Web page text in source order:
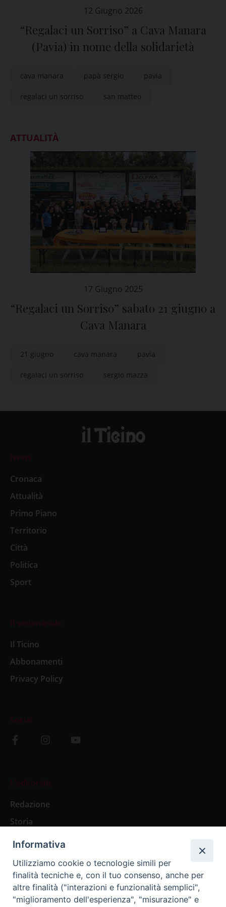
12 Giugno 2026
“Regalaci un Sorriso” a Cava Manara
(Pavia) in nome della solidarietà
cava manara papà sergio pavia
regalaci un sorriso san matteo
ATTUALITÀ
17 Giugno 2025
“Regalaci un Sorriso” sabato 21 giugno a
Cava Manara
21 giugno cava manara pavia
regalaci un sorriso sergio mazza
News
Cronaca
Attualità
Primo Piano
Territorio
Città
Politica
Sport
Il settimanale
Il Ticino
Abbonamenti
Privacy Policy
Social
L’editoriale
Redazione
Storia
Abbonamenti
Abbonamento Annuale Digitale
Abbonamento Annuale Cartaceo
Informativa
Utilizziamo cookie o tecnologie simili per
finalità tecniche e, con il tuo consenso, anche per
altre finalità ("interazioni e funzionalità semplici",
"miglioramento dell'esperienza", "misurazione" e